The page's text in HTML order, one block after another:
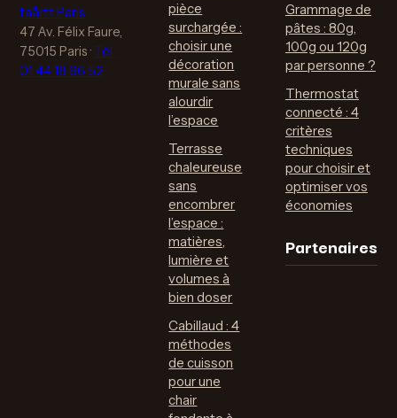
taårtt Paris
47 Av. Félix Faure,
75015 Paris · Tél :
01 44 18 96 52
pièce
surchargée :
choisir une
décoration
murale sans
alourdir
l’espace
Terrasse
chaleureuse
sans
encombrer
l’espace :
matières,
lumière et
volumes à
bien doser
Cabillaud : 4
méthodes
de cuisson
pour une
chair
Grammage de
pâtes : 80g,
100g ou 120g
par personne ?
Thermostat
connecté : 4
critères
techniques
pour choisir et
optimiser vos
économies
Partenaires